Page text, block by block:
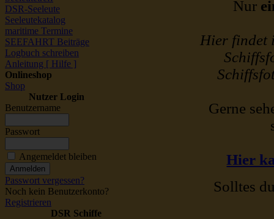
DSR-Seeleute
Seeleutekatalog
maritime Termine
SEEFAHRT Beiträge
Logbuch schreiben
Anleitung [ Hilfe ]
Onlineshop
Shop
Nutzer Login
Benutzername
Passwort
Angemeldet bleiben
Passwort vergessen?
Noch kein Benutzerkonto?
Registrieren
DSR Schiffe
Nur
Hier findet
Gerne
Hier
Solltes